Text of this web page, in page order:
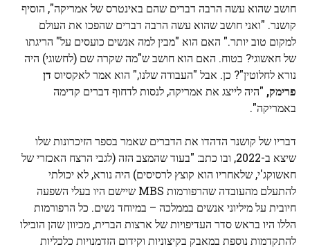
חושב שהוא עשה הרבה דברים שהם באינטרס של אמריקה", הוסיף
קושנר. "ואני חושב שהוא עשה הרבה דברים שהפכו את העולם
למקום טוב יותר." האם הוא "מבין למה אנשים כועסים על" הריגתו
של חאשוגי? בטוח. האם הוא חושב ש"מה שקרה שם (לחשוגי) היה
נורא לחלוטין"? כן. אבל "העבודה שלנו," הוא אמר לאקסיוס דן
פרימק, "היה לייצג את אמריקה, לנסות לדחוף דברים קדימה
באמריקה".
דבריו של קושנר הדהדו את הדברים שאמר בספר הזיכרונות שלו
שיצא ב-2022, ובו כתב: "בעוד שהמצב הזה (לגבי הרצח האכזרי של
חאשוקג'י, שלאחריו הוא קוצץ לרסיסים) היה נורא, לא יכולתי
להתעלם מהעובדה שהרפורמות MBS שיישם היו בעלי השפעה
חיובית על מיליוני אנשים בממלכה – במיוחד נשים. כל הרפורמות
הללו היו בראש סדר העדיפויות של ארצות הברית, מכיוון שהן הובילו
להתקדמות נוספת במאבק בקיצוניות וקידום הזדמנויות כלכליות